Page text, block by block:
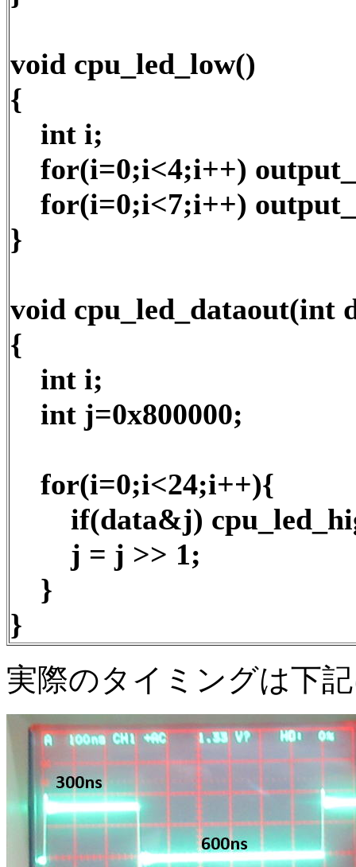
void cpu_led_low()
{
int i;
for(i=0;i<4;i++)
for(i=0;i<7;i++)
}
void cpu_led_dataout(int
{
int i;
int j=0x800000;
for(i=0;i<24;i++){
if(data&j)
j = j >> 1;
}
}
実際のタイミングは下